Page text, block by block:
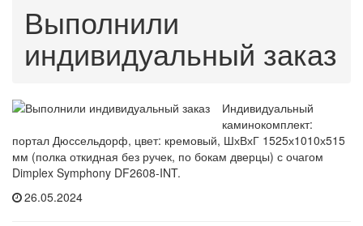
Выполнили
индивидуальный заказ
Индивидуальный
каминокомплект:
портал Дюссельдорф, цвет: кремовый, ШхВхГ 1525х1010х515
мм (полка откидная без ручек, по бокам дверцы) с очагом
Dimplex Symphony DF2608-INT.
26.05.2024